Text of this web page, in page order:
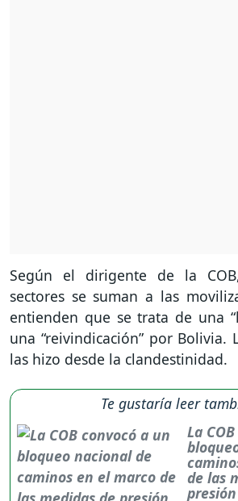
Según el dirigente de la
sectores se suman a las
entienden que se trata de una
una “reivindicación” por Bolivia.
las hizo desde la clandestinidad.
Te gustaría leer
La
de las